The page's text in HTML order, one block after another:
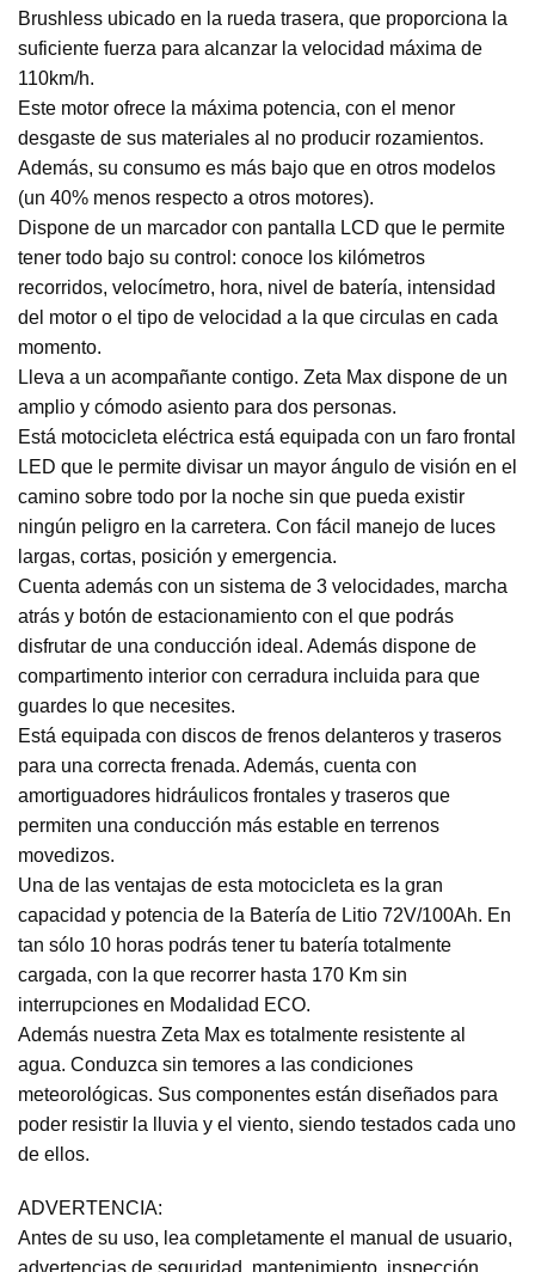
Brushless ubicado en la rueda trasera, que proporciona la
suficiente fuerza para alcanzar la velocidad máxima de
110km/h.
Este motor ofrece la máxima potencia, con el menor
desgaste de sus materiales al no producir rozamientos.
Además, su consumo es más bajo que en otros modelos
(un 40% menos respecto a otros motores).
Dispone de un marcador con pantalla LCD que le permite
tener todo bajo su control: conoce los kilómetros
recorridos, velocímetro, hora, nivel de batería, intensidad
del motor o el tipo de velocidad a la que circulas en cada
momento.
Lleva a un acompañante contigo. Zeta Max dispone de un
amplio y cómodo asiento para dos personas.
Está motocicleta eléctrica está equipada con un faro frontal
LED que le permite divisar un mayor ángulo de visión en el
camino sobre todo por la noche sin que pueda existir
ningún peligro en la carretera. Con fácil manejo de luces
largas, cortas, posición y emergencia.
Cuenta además con un sistema de 3 velocidades, marcha
atrás y botón de estacionamiento con el que podrás
disfrutar de una conducción ideal. Además dispone de
compartimento interior con cerradura incluida para que
guardes lo que necesites.
Está equipada con discos de frenos delanteros y traseros
para una correcta frenada. Además, cuenta con
amortiguadores hidráulicos frontales y traseros que
permiten una conducción más estable en terrenos
movedizos.
Una de las ventajas de esta motocicleta es la gran
capacidad y potencia de la Batería de Litio 72V/100Ah. En
tan sólo 10 horas podrás tener tu batería totalmente
cargada, con la que recorrer hasta 170 Km sin
interrupciones en Modalidad ECO.
Además nuestra Zeta Max es totalmente resistente al
agua. Conduzca sin temores a las condiciones
meteorológicas. Sus componentes están diseñados para
poder resistir la lluvia y el viento, siendo testados cada uno
de ellos.
ADVERTENCIA:
Antes de su uso, lea completamente el manual de usuario,